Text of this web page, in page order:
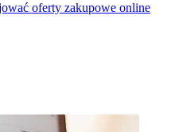
oferty zakupowe online